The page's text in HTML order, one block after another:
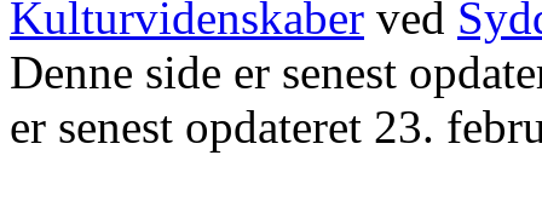
Kulturvidenskaber ved
Denne side er senest
er senest opdateret 23.